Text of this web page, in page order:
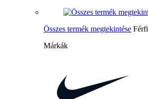
Összes termék megtekintése
Márkák